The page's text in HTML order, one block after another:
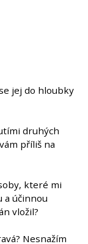
jej do hloubky
druhých
příliš na
které mi
a účinnou
vložil?
Nesnažím